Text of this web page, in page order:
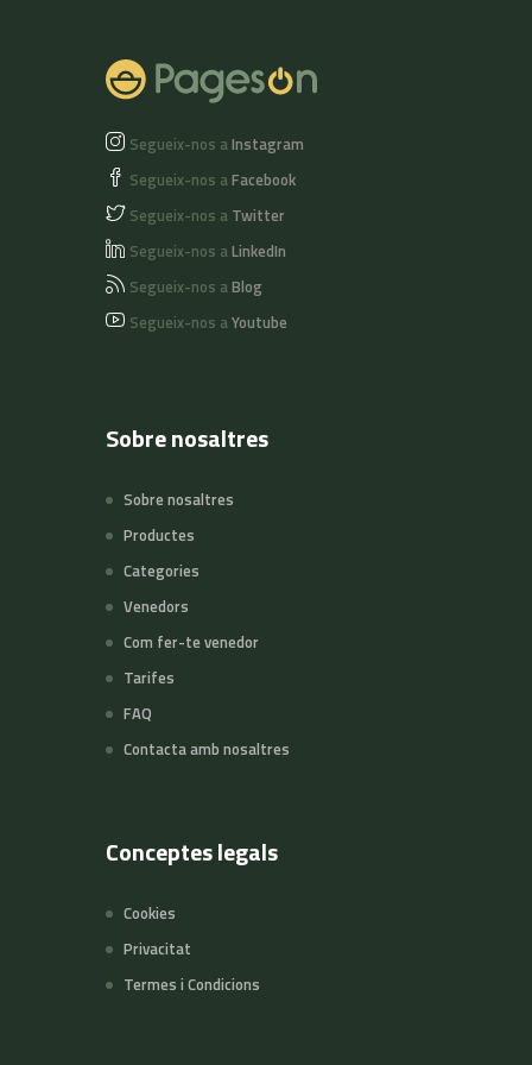
Segueix-nos aInstagram
Segueix-nos aFacebook
Segueix-nos a Twitter
Segueix-nos aLinkedIn
Segueix-nos aBlog
Segueix-nos aYoutube
Sobre nosaltres
Sobre nosaltres
Productes
Categories
Venedors
Com fer-te venedor
Tarifes
FAQ
Contacta amb nosaltres
Conceptes legals
Cookies
Privacitat
Termes i Condicions